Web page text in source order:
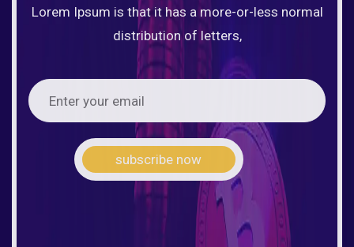
Lorem Ipsum is that it has a more-or-less normal
distribution of letters,
subscribe now